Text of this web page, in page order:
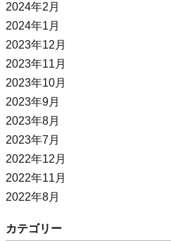
2024年2月
2024年1月
2023年12月
2023年11月
2023年10月
2023年9月
2023年8月
2023年7月
2022年12月
2022年11月
2022年8月
カテゴリー